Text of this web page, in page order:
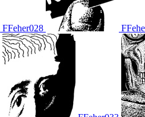
FFeher028